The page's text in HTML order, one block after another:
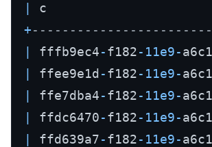
+
fffb9ec4-f182-11e9-a6c1
ffee9e1d -f182-11e9-a6c1
ffe7dba4-f182-11e9-a6c1
ffdc6470-f182-11e9-a6c1
ffd639a7-f182-11e9-a6c1